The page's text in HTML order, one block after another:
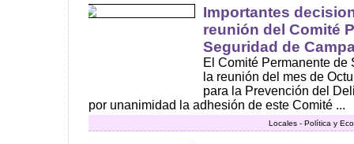
Importantes
reunión del Comité
Seguridad de
El Comité Permanente
la reunión del mes de
para la Prevención del
por unanimidad la adhesión de este Comité ...
Locales - Política y